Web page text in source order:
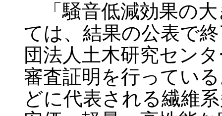
「騒音低減効果の大
ては、結果の公表で
団法人土木研究セン
審査証明を行ってい
どに代表される繊維